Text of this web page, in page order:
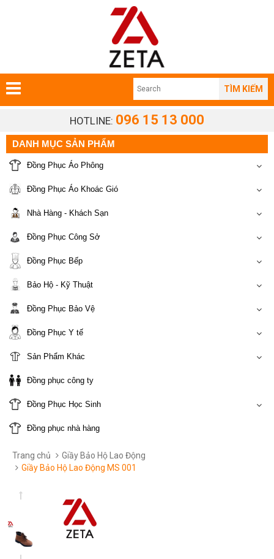
TÌM KIẾM
HOTLINE: 096 15 13 000
DANH MỤC SẢN PHẨM
Đồng Phục Áo Phông
Đồng Phục Áo Khoác Gió
Nhà Hàng - Khách Sạn
Đồng Phục Công Sở
Đồng Phục Bếp
Bảo Hộ - Kỹ Thuật
Đồng Phục Bảo Vệ
Đồng Phục Y tế
Sản Phẩm Khác
Đồng phục công ty
Đồng Phục Học Sinh
Đồng phục nhà hàng
Trang chủ
Giầy Bảo Hộ Lao Động
Giầy Bảo Hộ Lao Động MS 001